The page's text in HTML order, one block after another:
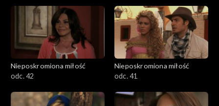
Nieposkromiona miłość
odc. 42
Nieposkromiona miłość
odc. 41